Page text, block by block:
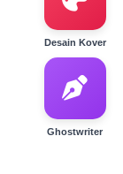
Desain Kover
Ghostwriter